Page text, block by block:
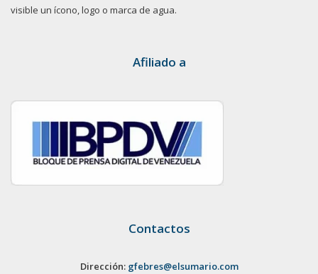
visible un ícono, logo o marca de agua.
Afiliado a
Contactos
Dirección: gfebres@elsumario.com